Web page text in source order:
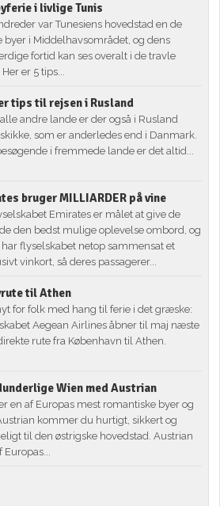
i livlige Tunis
var Tunesiens hovedstad en de
byer i Middelhavsområdet, og dens
fortid kan ses overalt i de travle
er 5 tips...
tips til rejsen i Rusland
andre lande er der også i Rusland
som er anderledes end i Danmark.
i fremmede lande er det altid...
bruger MILLIARDER på vine
Emirates er målet at give de
den bedst mulige oplevelse ombord, og
flyselskabet netop sammensat et
vinkort, så deres passagerer...
til Athen
for folk med hang til ferie i det græske:
Aegean Airlines åbner til maj næste
rute fra København til Athen.
Wien med Austrian
en af Europas mest romantiske byer og
kommer du hurtigt, sikkert og
til den østrigske hovedstad. Austrian
Europas...